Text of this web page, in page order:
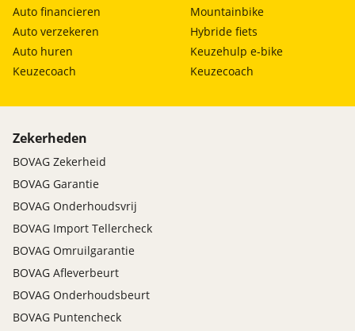
Auto financieren
Auto verzekeren
Auto huren
Keuzecoach
Mountainbike
Hybride fiets
Keuzehulp e-bike
Keuzecoach
Zekerheden
BOVAG Zekerheid
BOVAG Garantie
BOVAG Onderhoudsvrij
BOVAG Import Tellercheck
BOVAG Omruilgarantie
BOVAG Afleverbeurt
BOVAG Onderhoudsbeurt
BOVAG Puntencheck